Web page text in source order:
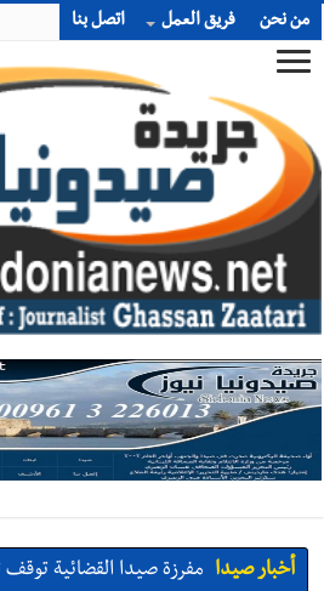
من نحن فريق العمل اتصل بنا
أخبار صيدا مفرزة صيدا القضائية